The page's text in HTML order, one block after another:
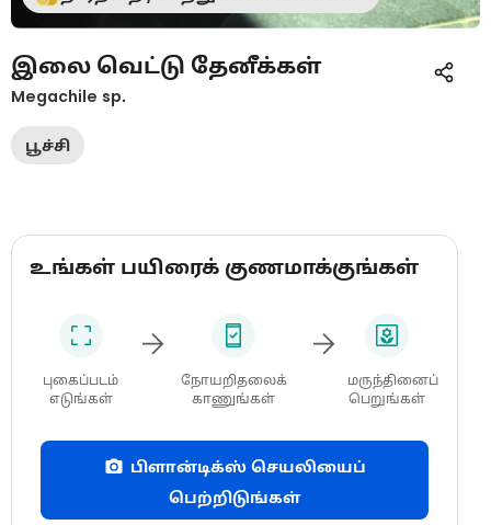
இலை வெட்டு தேனீக்கள்
Megachile sp.
பூச்சி
உங்கள் பயிரைக் குணமாக்குங்கள்
புகைப்படம்
எடுங்கள்
நோயறிதலைக்
காணுங்கள்
மருந்தினைப்
பெறுங்கள்
பிளான்டிக்ஸ் செயலியைப்
பெற்றிடுங்கள்